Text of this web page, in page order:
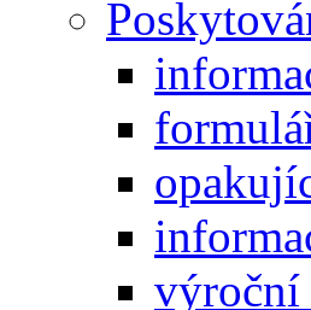
výroční